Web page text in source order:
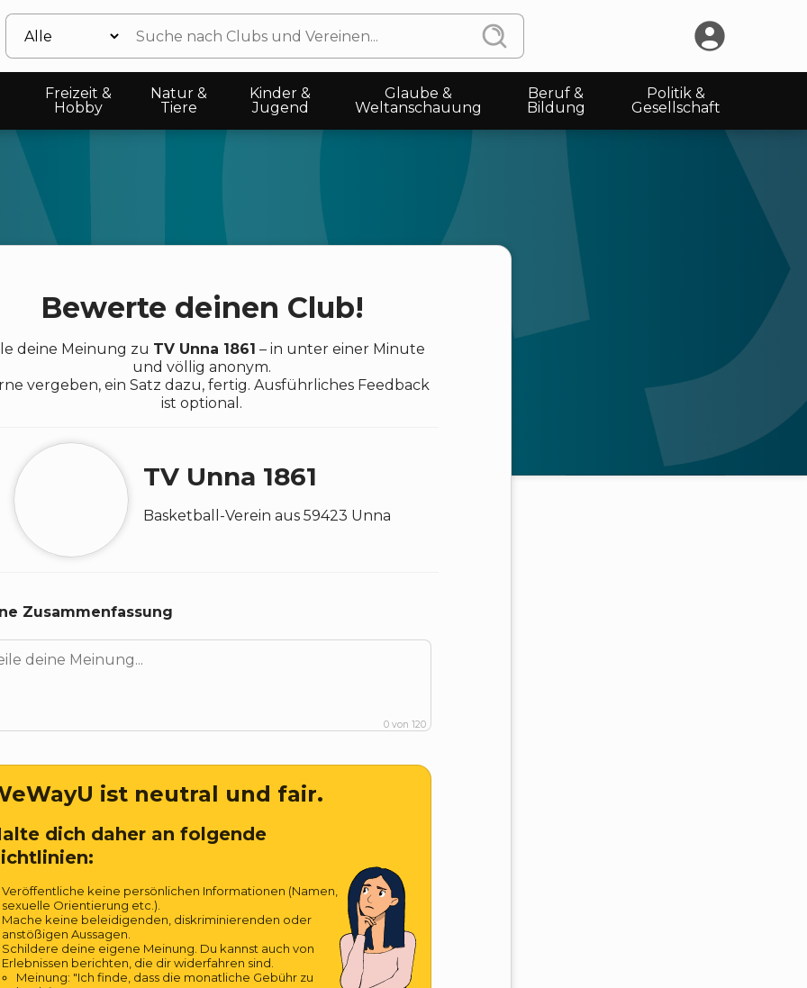
Freizeit &
Hobby
Natur &
Tiere
Kinder &
Jugend
Glaube &
Weltanschauung
Beruf &
Bildung
Politik &
Gesellschaft
Bewerte deinen Club!
deine Meinung zu TV Unna 1861 – in unter einer Minute
und völlig anonym.
vergeben, ein Satz dazu, fertig. Ausführliches Feedback
ist optional.
TV Unna 1861
Basketball -Verein aus 59423 Unna
Zusammenfassung
ist neutral und fair.
dich daher an folgende
Veröffentliche keine persönlichen Informationen (Namen,
sexuelle Orientierung etc.).
Mache keine beleidigenden, diskriminierenden oder
anstößigen Aussagen.
Schildere deine eigene Meinung. Du kannst auch von
Erlebnissen berichten, die dir widerfahren sind.
Meinung: "Ich finde, dass die monatliche Gebühr zu